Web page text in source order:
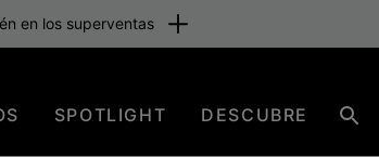
de 80 €. Únete ahora
SPOTLIGHT DESCUBRE